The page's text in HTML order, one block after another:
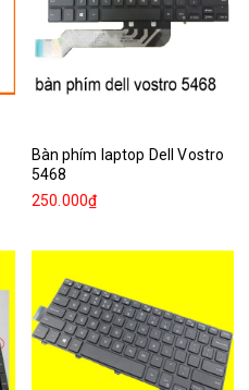
Bàn phím laptop Dell Vostro
5468
250.000₫